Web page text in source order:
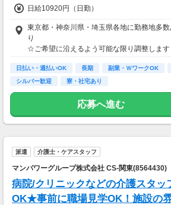
日給10920円（日勤）
東京都・神奈川県・埼玉県各地に勤務地多数
り
☆ご希望に沿えるよう可能な限り調整します
日払い・週払いOK 長期 副業・ＷワークOK
シルバー歓迎
寮・社宅あり
応募へ進む
派遣 介護士・ケアスタッフ
マンパワーグループ株式会社 CS-関東(8564430)
病院/クリニックなどの介護スタ
OK★事前に職場見学OK！施設の